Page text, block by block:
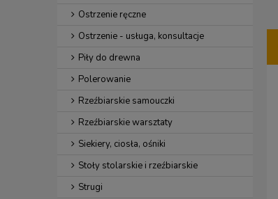
Ostrzenie ręczne
Ostrzenie - usługa, konsultacje
Piły do drewna
Polerowanie
Rzeźbiarskie samouczki
Rzeźbiarskie warsztaty
Siekiery, ciosła, ośniki
Stoły stolarskie i rzeźbiarskie
Strugi